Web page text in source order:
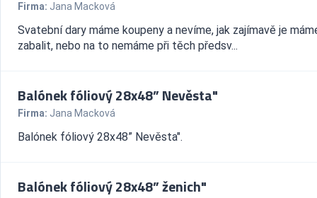
Firma: Jana Macková
Svatební dary máme koupeny a nevíme, jak zajímavě je
zabalit, nebo na to nemáme při těch předsv...
Balónek fóliový 28x48” Nevěsta"
Firma: Jana Macková
Balónek fóliový 28x48” Nevěsta".
Balónek fóliový 28x48” ženich"